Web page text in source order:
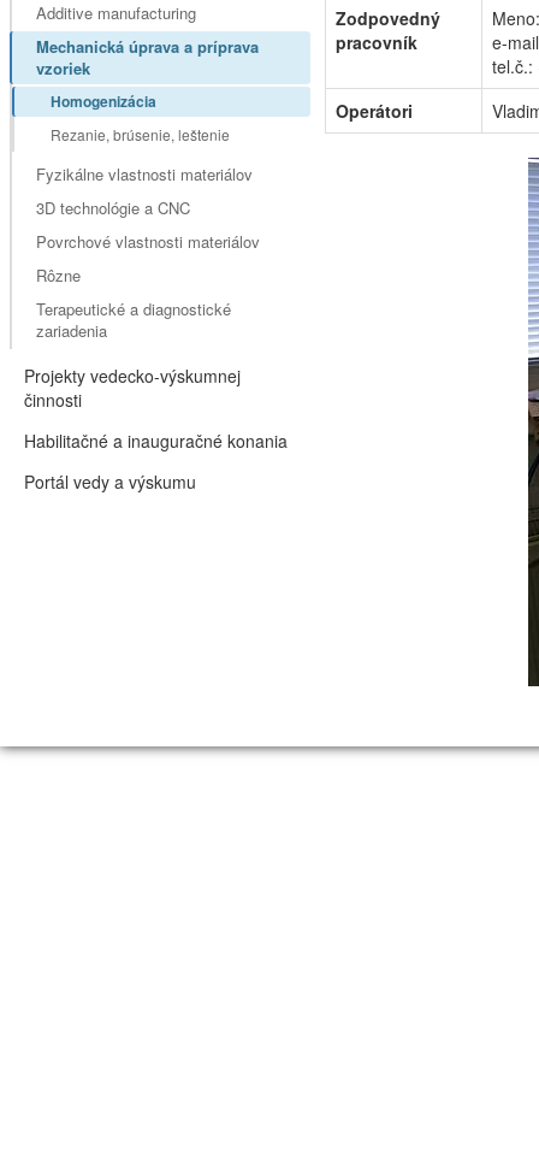
Zodpovedný
pracovník
e-
tel.č.:
Operátori
Additive manufacturing
Mechanická úprava a príprava
vzoriek
Homogenizácia
Rezanie, brúsenie, leštenie
Fyzikálne vlastnosti materiálov
3D technológie a CNC
Povrchové vlastnosti materiálov
Rôzne
Terapeutické a diagnostické
zariadenia
Projekty vedecko-výskumnej
činnosti
Habilitačné a inauguračné konania
Portál vedy a výskumu